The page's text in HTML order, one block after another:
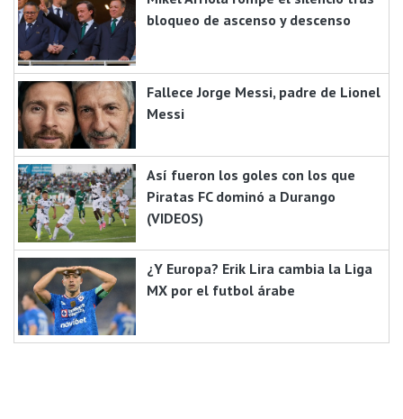
bloqueo de ascenso y descenso
Fallece Jorge Messi, padre de Lionel
Messi
Así fueron los goles con los que
Piratas FC dominó a Durango
(VIDEOS)
¿Y Europa? Erik Lira cambia la Liga
MX por el futbol árabe